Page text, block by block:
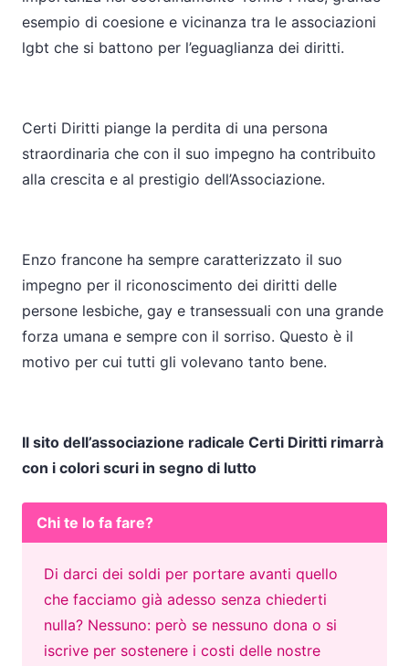
esempio di coesione e vicinanza tra le associazioni
lgbt che si battono per l’eguaglianza dei diritti.
Certi Diritti piange la perdita di una persona
straordinaria che con il suo impegno ha contribuito
alla crescita e al prestigio dell’Associazione.
Enzo francone ha sempre caratterizzato il suo
impegno per il riconoscimento dei diritti delle
persone lesbiche, gay e transessuali con una grande
forza umana e sempre con il sorriso. Questo è il
motivo per cui tutti gli volevano tanto bene.
Il sito dell’associazione radicale Certi Diritti rimarrà
con i colori scuri in segno di lutto
Chi te lo fa fare?
Di darci dei soldi per portare avanti quello
che facciamo già adesso senza chiederti
nulla? Nessuno: però se nessuno dona o si
iscrive per sostenere i costi delle nostre